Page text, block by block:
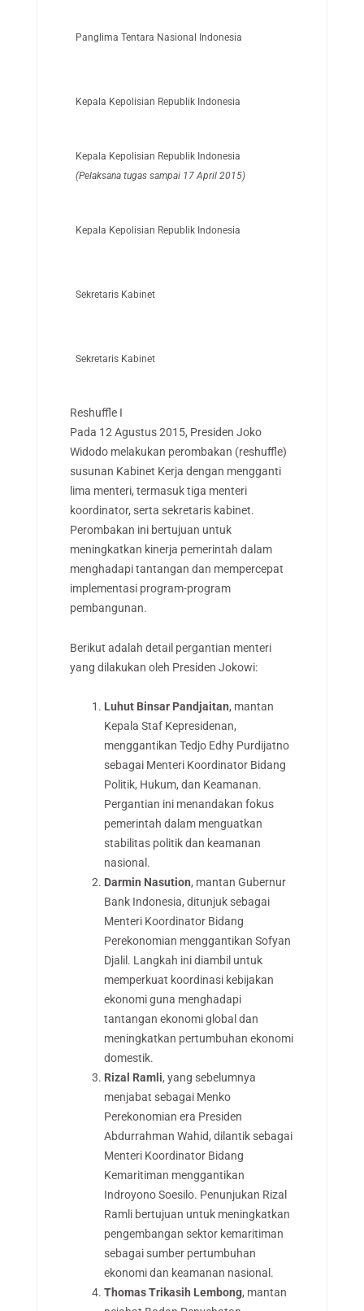
Panglima Tentara Nasional Indonesia
Kepala Kepolisian Republik Indonesia
Kepala Kepolisian Republik Indonesia
(Pelaksana tugas sampai 17 April 2015)
Kepala Kepolisian Republik Indonesia
Sekretaris Kabinet
Sekretaris Kabinet
Reshuffle I
Pada 12 Agustus 2015, Presiden Joko
Widodo melakukan perombakan (reshuffle)
susunan Kabinet Kerja dengan mengganti
lima menteri, termasuk tiga menteri
koordinator, serta sekretaris kabinet.
Perombakan ini bertujuan untuk
meningkatkan kinerja pemerintah dalam
menghadapi tantangan dan mempercepat
implementasi program-program
pembangunan.
Berikut adalah detail pergantian menteri
yang dilakukan oleh Presiden Jokowi:
Luhut Binsar Pandjaitan, mantan
Kepala Staf Kepresidenan,
menggantikan Tedjo Edhy Purdijatno
sebagai Menteri Koordinator Bidang
Politik, Hukum, dan Keamanan.
Pergantian ini menandakan fokus
pemerintah dalam menguatkan
stabilitas politik dan keamanan
nasional.
Darmin Nasution, mantan Gubernur
Bank Indonesia, ditunjuk sebagai
Menteri Koordinator Bidang
Perekonomian menggantikan Sofyan
Djalil. Langkah ini diambil untuk
memperkuat koordinasi kebijakan
ekonomi guna menghadapi
tantangan ekonomi global dan
meningkatkan pertumbuhan ekonomi
domestik.
Rizal Ramli, yang sebelumnya
menjabat sebagai Menko
Perekonomian era Presiden
Abdurrahman Wahid, dilantik sebagai
Menteri Koordinator Bidang
Kemaritiman menggantikan
Indroyono Soesilo. Penunjukan Rizal
Ramli bertujuan untuk meningkatkan
pengembangan sektor kemaritiman
sebagai sumber pertumbuhan
ekonomi dan keamanan nasional.
Thomas Trikasih Lembong, mantan